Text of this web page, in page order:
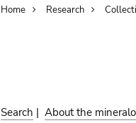
Home Research
Search | About the